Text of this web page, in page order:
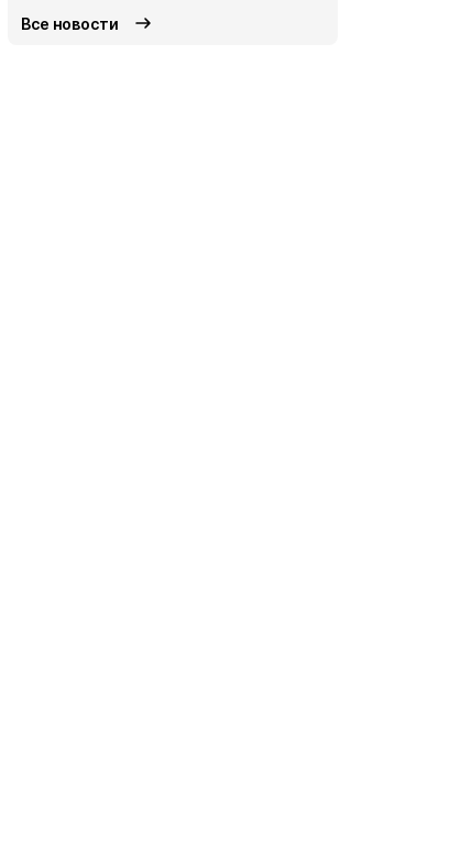
Все новости